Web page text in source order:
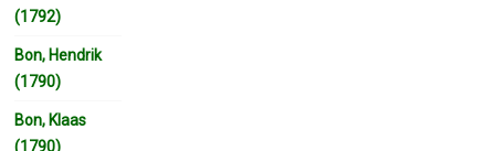
(1792)
Bon, Hendrik
(1790)
Bon, Klaas
(1790)